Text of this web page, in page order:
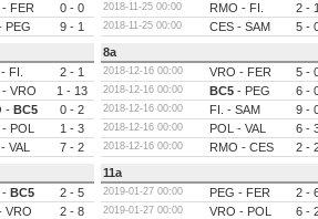
- FER 0 - 0
PEG 9 - 1
2018-11-25 00:00 RMO - FI. 2 -
2018-11-25 00:00 CES - SAM
5 -
- FI. 2 - 1
- VRO 1 - 13
- BC5 0 - 2
- POL 1 - 3
- VAL 7 - 2
8a
2018-12-16 00:00 VRO - FER 5 -
2018-12-16 00:00 BC5 - PEG 6 -
2018-12-16 00:00 FI. - SAM 9 -
2018-12-16 00:00 POL - VAL 6 -
2018-12-16 00:00 RMO - CES
2 -
- BC5 2 - 5
VRO 2 - 8
11a
2019-01-27 00:00 PEG - FER 2 -
2019-01-27 00:00 VRO - POL 6 -